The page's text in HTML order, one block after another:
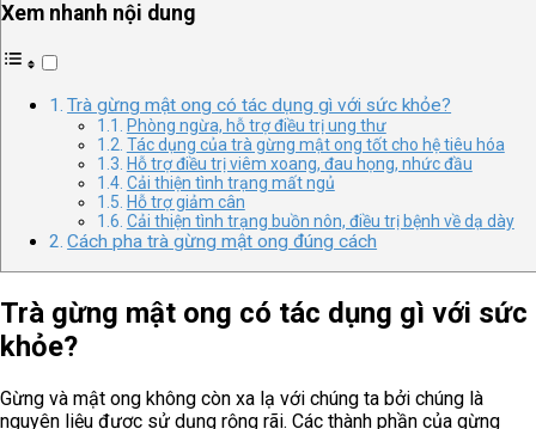
Xem nhanh nội dung
Trà gừng mật ong có tác dụng gì với sức khỏe?
Phòng ngừa, hỗ trợ điều trị ung thư
Tác dụng của trà gừng mật ong tốt cho hệ tiêu hóa
Hỗ trợ điều trị viêm xoang, đau họng, nhức đầu
Cải thiện tình trạng mất ngủ
Hỗ trợ giảm cân
Cải thiện tình trạng buồn nôn, điều trị bệnh về dạ dày
Cách pha trà gừng mật ong đúng cách
Trà gừng mật ong có tác dụng gì với sức
khỏe?
Gừng và mật ong không còn xa lạ với chúng ta bởi chúng là
nguyên liệu được sử dụng rộng rãi. Các thành phần của gừng